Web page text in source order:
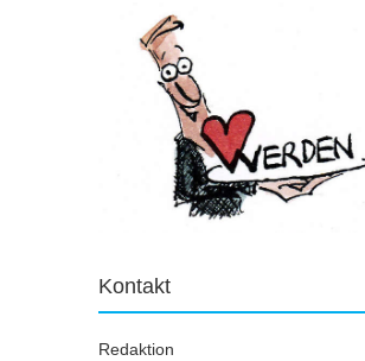
Kontakt
Redaktion